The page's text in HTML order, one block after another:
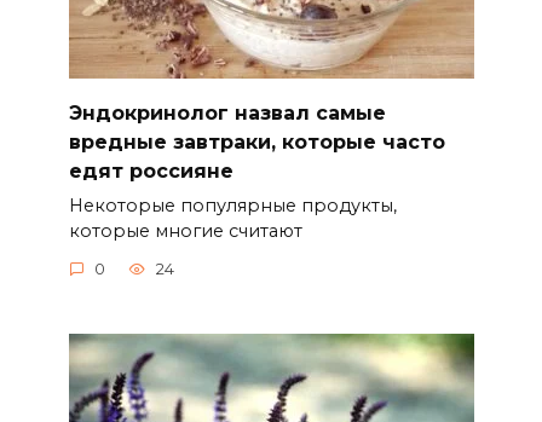
Эндокринолог назвал самые
вредные завтраки, которые часто
едят россияне
Некоторые популярные продукты,
которые многие считают
0 24